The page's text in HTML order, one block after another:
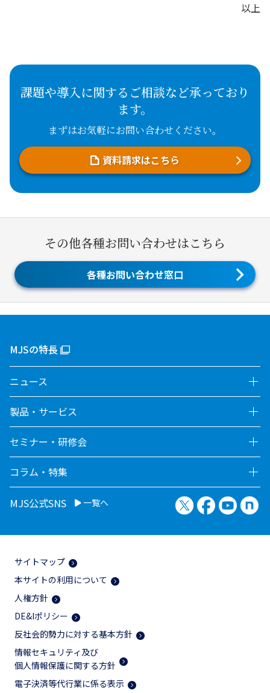
以上
課題や導入に関するご相談など承っており
ます。
まずはお気軽にお問い合わせください。
資料請求はこちら
その他各種お問い合わせはこちら
各種お問い合わせ窓口
MJSの特長
ニュース
製品・サービス
セミナー・研修会
コラム・特集
MJS公式SNS 一覧へ X（旧Twitter）
Facebook
サイトマップ
本サイトの利用について
人権方針
DE&Iポリシー
反社会的勢力に対する基本方針
情報セキュリティ及び
個人情報保護に関する方針
電子決済等代行業に係る表示